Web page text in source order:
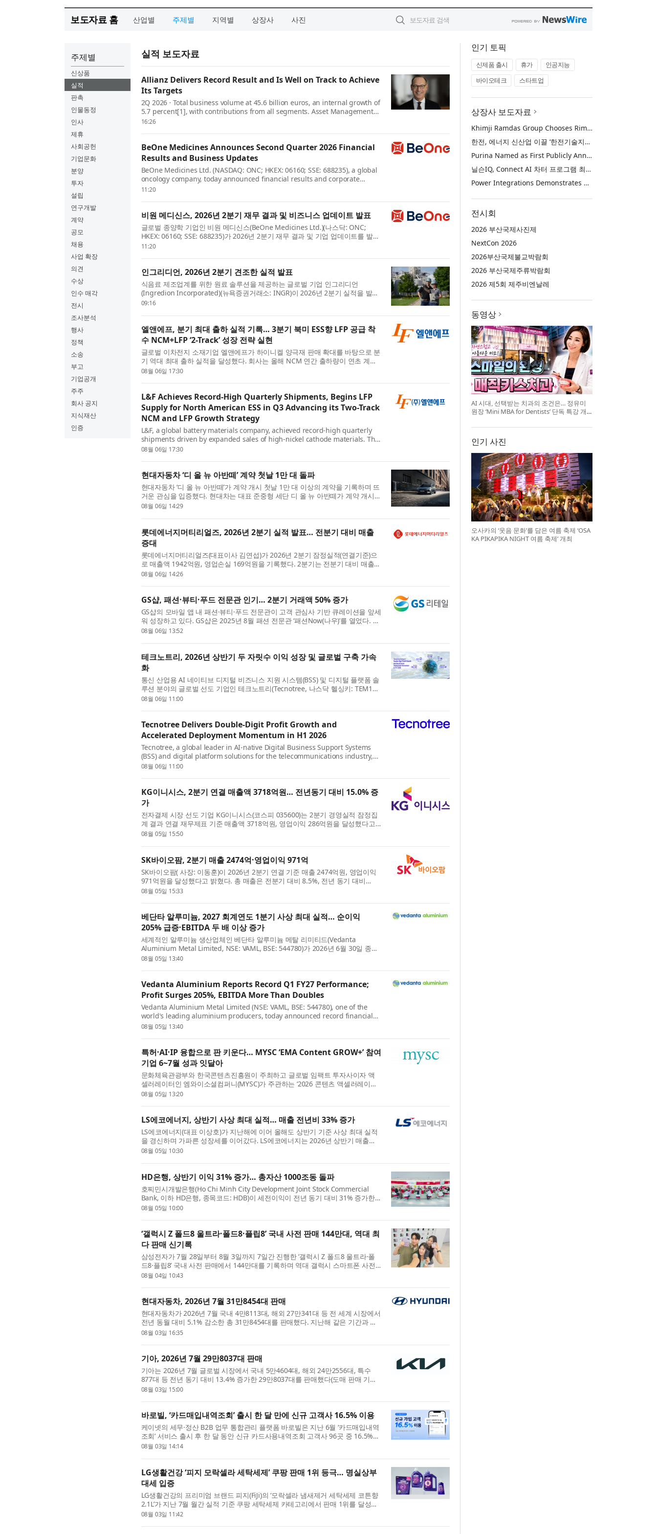
보도자료 홈 산업별 주제별 지역별 상장사 사진
주제별
신상품
실적
판촉
인물동정
인사
제휴
사회공헌
기업문화
분양
투자
설립
연구개발
계약
공모
채용
사업 확장
의견
수상
인수 매각
전시
조사분석
행사
정책
소송
부고
기업공개
주주
회사 공지
지식재산
인증
실적 보도자료
Allianz Delivers Record Result and Is Well on Track to Achieve
Its Targets
2Q 2026 · Total business volume at 45.6 billion euros, an internal growth of
5.7 percent[1], with contributions from all segments. Asset Management
delivers excellent growth. · Operating profit rises 10.6 percent to a record
16:26
BeOne Medicines Announces Second Quarter 2026 Financial
Results and Business Updates
BeOne Medicines Ltd. (NASDAQ: ONC; HKEX: 06160; SSE: 688235), a global
oncology company, today announced financial results and corporate
updates from the second quarter of 2026. John V. Oyler, Co-Founder,
11:20
비원 메디신스, 2026년 2분기 재무 결과 및 비즈니스 업데이트 발표
글로벌 종양학 기업인 비원 메디신스(BeOne Medicines Ltd.)(나스닥: ONC;
HKEX: 06160; SSE: 688235)가 2026년 2분기 재무 결과 및 기업 업데이트를 발표
했다. 비원의 공동창업자 겸 회장 겸 CEO인 존 V. 오일러(John V. Oyler)는 “이번 2
11:20
인그리디언, 2026년 2분기 견조한 실적 발표
식음료 제조업계를 위한 원료 솔루션을 제공하는 글로벌 기업 인그리디언
(Ingredion Incorporated)(뉴욕증권거래소: INGR)이 2026년 2분기 실적을 발표
했다. 인그리디언 회장 겸 사장, 최고경영자(CEO)인 짐 잘리(Jim Zallie)는 “인그리
09:16
엘앤에프, 분기 최대 출하 실적 기록… 3분기 북미 ESS향 LFP 공급 착
수 NCM+LFP ‘2-Track’ 성장 전략 실현
글로벌 이차전지 소재기업 엘앤에프가 하이니켈 양극재 판매 확대를 바탕으로 분
기 역대 최대 출하 실적을 달성했다. 회사는 올해 NCM 연간 출하량이 연초 계획
대비 크게 상회할 것으로 전망했으며, 3분기부터는 북미 ESS향 LFP 양극재 공급
08월 06일 17:30
L&F Achieves Record-High Quarterly Shipments, Begins LFP
Supply for North American ESS in Q3 Advancing its Two-Track
NCM and LFP Growth Strategy
L&F, a global battery materials company, achieved record-high quarterly
shipments driven by expanded sales of high-nickel cathode materials. The
company expects annual NCM shipments to significantly surpass its initial
08월 06일 17:30
현대자동차 ‘디 올 뉴 아반떼’ 계약 첫날 1만 대 돌파
현대자동차 ‘디 올 뉴 아반떼’가 계약 개시 첫날 1만 대 이상의 계약을 기록하며 뜨
거운 관심을 입증했다. 현대차는 대표 준중형 세단 디 올 뉴 아반떼가 계약 개시
첫날 총 1만1094대의 계약을 기록했다고 6일 밝혔다. 이는 2020년 4월 출시된 7
08월 06일 14:29
롯데에너지머티리얼즈, 2026년 2분기 실적 발표… 전분기 대비 매출
증대
롯데에너지머티리얼즈(대표이사 김연섭)가 2026년 2분기 잠정실적(연결기준)으
로 매출액 1942억원, 영업손실 169억원을 기록했다. 2분기는 전분기 대비 매출이
크게 상승한 점이 가장 큰 개선 포인트다. 부채비율은 31.5%, 차입금비율은 18%
08월 06일 14:26
GS샵, 패션·뷰티·푸드 전문관 인기… 2분기 거래액 50% 증가
GS샵의 모바일 앱 내 패션·뷰티·푸드 전문관이 고객 관심사 기반 큐레이션을 앞세
워 성장하고 있다. GS샵은 2025년 8월 패션 전문관 ‘패션Now(나우)’를 열었다. 이
어 11월에는 뷰티 전문관 ‘뷰티#(샵)’과 식품 전문관 ‘맛있는 발견’을 추가로 열며 3
08월 06일 13:52
테크노트리, 2026년 상반기 두 자릿수 이익 성장 및 글로벌 구축 가속
화
통신 산업용 AI 네이티브 디지털 비즈니스 지원 시스템(BSS) 및 디지털 플랫폼 솔
루션 분야의 글로벌 선도 기업인 테크노트리(Tecnotree, 나스닥 헬싱키: TEM1V)
가 2026년 상반기 재무 실적을 발표했다. 테크노트리는 모든 주요 재무 지표에서
08월 06일 11:00
Tecnotree Delivers Double-Digit Profit Growth and
Accelerated Deployment Momentum in H1 2026
Tecnotree, a global leader in AI-native Digital Business Support Systems
(BSS) and digital platform solutions for the telecommunications industry,
today announced its financial results for the first half of 2026. The
08월 06일 11:00
KG이니시스, 2분기 연결 매출액 3718억원… 전년동기 대비 15.0% 증
가
전자결제 시장 선도 기업 KG이니시스(코스피 035600)는 2분기 경영실적 잠정집
계 결과 연결 재무제표 기준 매출액 3718억원, 영업이익 286억원을 달성했다고 5
일 공시를 통해 밝혔다. 전년동기대비 매출액은 15.0%, 영업이익은 15.1% 증가
08월 05일 15:50
SK바이오팜, 2분기 매출 2474억·영업이익 971억
SK바이오팜( 사장: 이동훈)이 2026년 2분기 연결 기준 매출 2474억원, 영업이익
971억원을 달성했다고 밝혔다. 총 매출은 전분기 대비 8.5%, 전년 동기 대비
40.3% 증가했으며, 영업이익은 전분기 대비 8.1%, 전년 동기 대비 56.9% 성장해
08월 05일 15:33
베단타 알루미늄, 2027 회계연도 1분기 사상 최대 실적… 순이익
205% 급증·EBITDA 두 배 이상 증가
세계적인 알루미늄 생산업체인 베단타 알루미늄 메탈 리미티드(Vedanta
Aluminium Metal Limited, NSE: VAML, BSE: 544780)가 2026년 6월 30일 종료
분기의 사상 최대 재무 실적을 발표했다. 이번 실적은 인적분할 이후 독립 상장회
08월 05일 13:40
Vedanta Aluminium Reports Record Q1 FY27 Performance;
Profit Surges 205%, EBITDA More Than Doubles
Vedanta Aluminium Metal Limited (NSE: VAML, BSE: 544780), one of the
world's leading aluminium producers, today announced record financial
results for the quarter ended June 30, 2026, marking a strong debut as an
08월 05일 13:40
특허·AI·IP 융합으로 판 키운다… MYSC ‘EMA Content GROW+’ 참여
기업 6~7월 성과 잇달아
문화체육관광부와 한국콘텐츠진흥원이 주최하고 글로벌 임팩트 투자사이자 액
셀러레이터인 엠와이소셜컴퍼니(MYSC)가 주관하는 ‘2026 콘텐츠 액셀러레이터
연계지원 프로그램: 2026 EMA Content GROW+’ 참여 기업들이 올 6~7월 한층
08월 05일 13:20
LS에코에너지, 상반기 사상 최대 실적… 매출 전년비 33% 증가
LS에코에너지(대표 이상호)가 지난해에 이어 올해도 상반기 기준 사상 최대 실적
을 경신하며 가파른 성장세를 이어갔다. LS에코에너지는 2026년 상반기 매출
6358억원, 영업이익 454억원을 기록했다고 5일 밝혔다. 지난해 상반기 대비 각각
08월 05일 10:30
HD은행, 상반기 이익 31% 증가… 총자산 1000조동 돌파
호찌민시개발은행(Ho Chi Minh City Development Joint Stock Commercial
Bank, 이하 HD은행, 종목코드: HDB)이 세전이익이 전년 동기 대비 31% 증가한
13조2000억동(미화 5억500만달러)을 기록하는 등 견조한 실적을 거뒀다. HD은
08월 05일 10:00
‘갤럭시 Z 폴드8 울트라·폴드8·플립8’ 국내 사전 판매 144만대, 역대 최
다 판매 신기록
삼성전자가 7월 28일부터 8월 3일까지 7일간 진행한 ‘갤럭시 Z 폴드8 울트라·폴
드8·플립8’ 국내 사전 판매에서 144만대를 기록하며 역대 갤럭시 스마트폰 사전
판매 신기록을 세웠다. 144만대는 역대 갤럭시 스마트폰 사전 판매 중 최다 기록
08월 04일 10:43
현대자동차, 2026년 7월 31만8454대 판매
현대자동차가 2026년 7월 국내 4만8113대, 해외 27만341대 등 전 세계 시장에서
전년 동월 대비 5.1% 감소한 총 31만8454대를 판매했다. 지난해 같은 기간과 비
교해 국내 판매는 14.4% 감소했으며, 해외 판매는 3.2% 감소한 것으로 집계됐다.
08월 03일 16:35
기아, 2026년 7월 29만8037대 판매
기아는 2026년 7월 글로벌 시장에서 국내 5만4604대, 해외 24만2556대, 특수
877대 등 전년 동기 대비 13.4% 증가한 29만8037대를 판매했다(도매 판매 기준).
이는 지난해 같은 기간과 비교해 국내는 21.3% 증가하고 해외는 11.6% 증가한
08월 03일 15:00
바로빌, ‘카드매입내역조회’ 출시 한 달 만에 신규 고객사 16.5% 이용
케이넷의 세무·정산 B2B 업무 통합관리 플랫폼 바로빌은 지난 6월 ‘카드매입내역
조회’ 서비스 출시 후 한 달 동안 신규 카드사용내역조회 고객사 96곳 중 16.5%가
이용하고 있다고 3일 밝혔다. 이번 카드매입내역조회는 기존 카드사용내역조회
08월 03일 14:14
LG생활건강 ‘피지 모락셀라 세탁세제’ 쿠팡 판매 1위 등극… 명실상부
대세 입증
LG생활건강의 프리미엄 브랜드 피지(FiJi)의 ‘모락셀라 냄새제거 세탁세제 코튼향
2.1L’가 지난 7월 월간 실적 기준 쿠팡 세탁세제 카테고리에서 판매 1위를 달성하
며 대세 브랜드임을 입증했다. 피지 모락셀라 세탁세제 코튼향 2.1L는 2024년 첫
08월 03일 11:42
인기 토픽
신제품 출시 휴가
인공지능
바이오테크
스타트업
상장사 보도자료
Khimji Ramdas Group Chooses Rimini Street to Reduce SAP Support Costs, Protect 700+ Customizations and Reinvest Savings in Innovation
한전, 에너지 신산업 이끌 ‘한전기술지주’ 공식 출범
Purina Named as First Publicly Announced NIQ ConnectAI Charter Client
닐슨IQ, Connect AI 차터 프로그램 최초 고객사 ‘퓨리나’ 선정
Power Integrations Demonstrates World’s First 2200 V GaN Technology for Next-Era High-Voltage Power Systems
전시회
2026 부산국제사진제
NextCon 2026
2026부산국제불교박람회
2026 부산국제주류박람회
2026 제5회 제주비엔날레
동영상
AI 시대, 선택받는 치과의 조건은… 정유미
원장 ‘Mini MBA for Dentists’ 단독 특강 개
인기 사진
오사카의 ‘웃음 문화’를 담은 여름 축제 ‘OSA
KA PIKAPIKA NIGHT 여름 축제’ 개최